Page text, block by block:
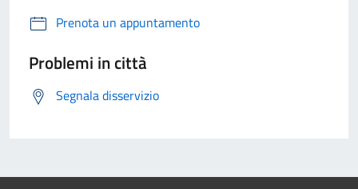
Prenota un appuntamento
Problemi in città
Segnala disservizio